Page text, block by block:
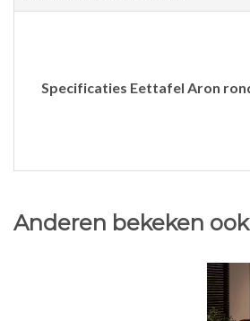
Specificaties Eettafel Aron
Anderen bekeken ook